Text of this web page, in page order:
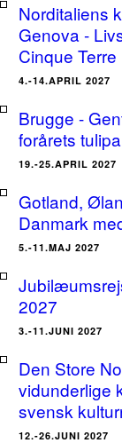
Norditaliens
Genova -
Cinque Terre
4.-14.APRIL 2027
Brugge -
forårets
19.-25.APRIL 2027
Gotland,
Danmark
5.-11.MAJ 2027
2027
3.-11.JUNI 2027
Den Store
vidunderlige
svensk
12.-26.JUNI 2027